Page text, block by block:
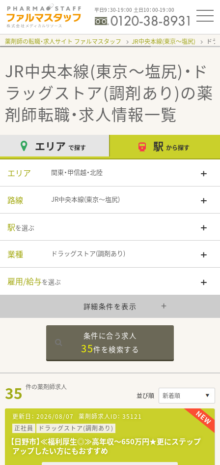
平日9：30-19：00 土日10：00-19：00
薬剤師の転職・求人サイト ファルマスタッフ JR中央本線(東京～塩尻) ド
JR中央本線(東京～塩尻)・ド
ラッグストア(調剤あり)の薬
剤師転職・求人情報一覧
エリア で探す 駅 から探す
エリア 関東・甲信越・北陸
路線 JR中央本線(東京～塩尻)
駅を選ぶ
業種 ドラッグストア(調剤あり)
雇用/給与を選ぶ
詳細条件を表示
条件に合う求人
35件を検索する
35 件の薬剤師求人
並び順
更新日： 2026/08/07 薬剤師求人ID： 35121
正社員
ドラッグストア(調剤あり)
【日野市】≪福利厚生◎≫高年収～650万円★更にステップ
アップしたい方にもおすすめ